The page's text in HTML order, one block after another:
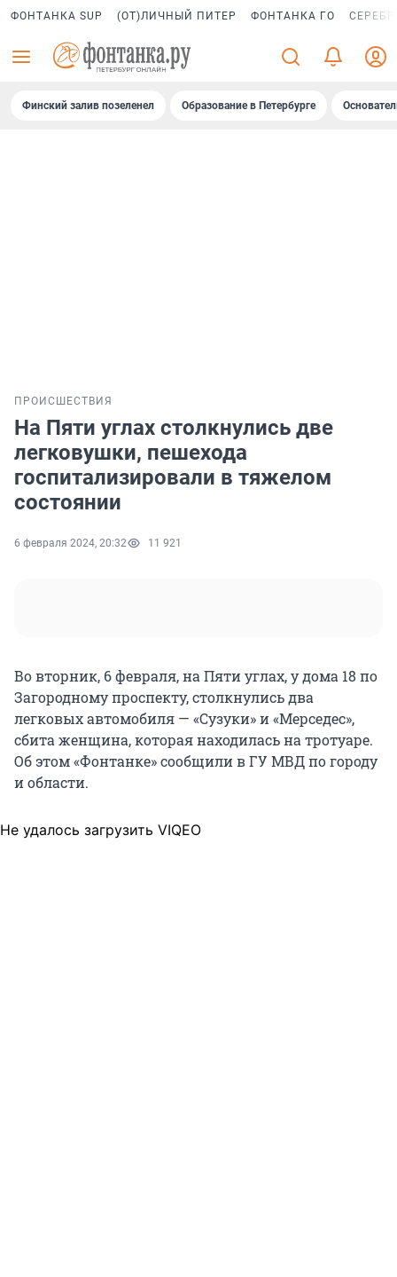
ФОНТАНКА SUP (ОТ)ЛИЧНЫЙ ПИТЕР ФОНТАНКА ГО
Финский залив позеленел Образование в Петербурге
ПРОИСШЕСТВИЯ
На Пяти углах столкнулись две
легковушки, пешехода
госпитализировали в тяжелом
состоянии
6 февраля 2024, 20:32 11 921
Во вторник, 6 февраля, на Пяти углах, у дома 18 по
Загородному проспекту, столкнулись два
легковых автомобиля — «Сузуки» и «Мерседес»,
сбита женщина, которая находилась на тротуаре.
Об этом «Фонтанке» сообщили в ГУ МВД по городу
и области.
Не удалось загрузить VIQEO